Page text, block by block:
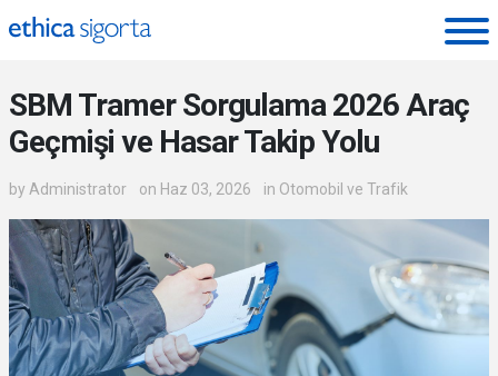
SBM Tramer Sorgulama 2026 Araç
Geçmişi ve Hasar Takip Yolu
by Administrator on Haz 03, 2026 in Otomobil ve Trafik